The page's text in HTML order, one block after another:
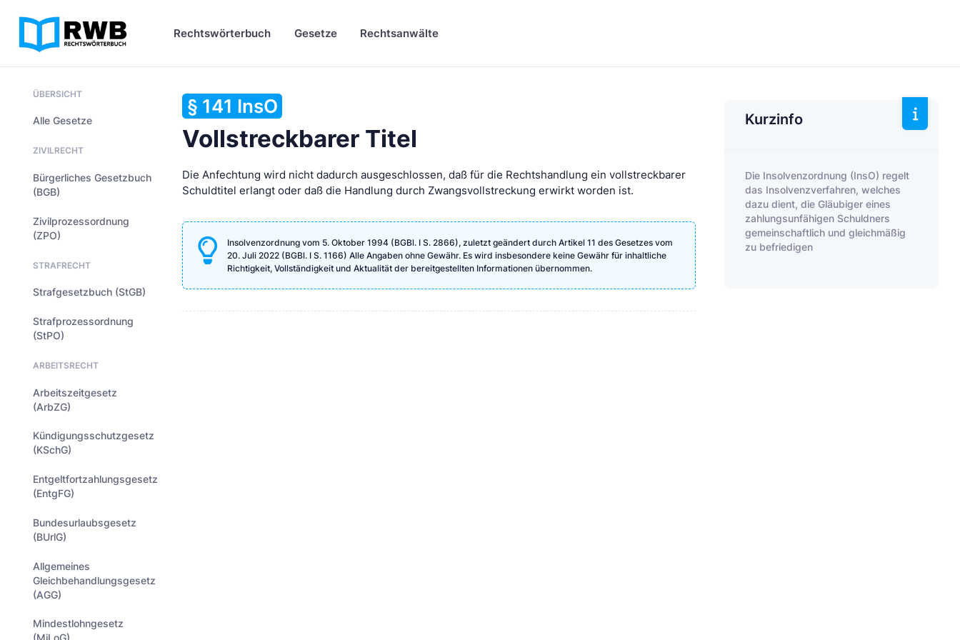
Rechtswörterbuch Gesetze Rechtsanwälte
ÜBERSICHT
Alle Gesetze
ZIVILRECHT
Bürgerliches Gesetzbuch
(BGB)
Zivilprozessordnung
(ZPO)
STRAFRECHT
Strafgesetzbuch (StGB)
Strafprozessordnung
(StPO)
ARBEITSRECHT
Arbeitszeitgesetz
(ArbZG)
Kündigungsschutzgesetz
(KSchG)
Entgeltfortzahlungsgesetz
(EntgFG)
Bundesurlaubsgesetz
(BUrlG)
Allgemeines
Gleichbehandlungsgesetz
(AGG)
Mindestlohngesetz
§ 141 InsO
Vollstreckbarer Titel
Die Anfechtung wird nicht dadurch ausgeschlossen, daß für die Rechtshandlung ein vollstreckbarer
Schuldtitel erlangt oder daß die Handlung durch Zwangsvollstreckung erwirkt worden ist.
Insolvenzordnung vom 5. Oktober 1994 (BGBl. I S. 2866), zuletzt geändert durch Artikel 11 des Gesetzes vom
20. Juli 2022 (BGBl. I S. 1166) Alle Angaben ohne Gewähr. Es wird insbesondere keine Gewähr für inhaltliche
Richtigkeit, Vollständigkeit und Aktualität der bereitgestellten Informationen übernommen.
Kurzinfo
Die Insolvenzordnung (InsO) regelt
das Insolvenzverfahren, welches
dazu dient, die Gläubiger eines
zahlungsunfähigen Schuldners
gemeinschaftlich und gleichmäßig
zu befriedigen